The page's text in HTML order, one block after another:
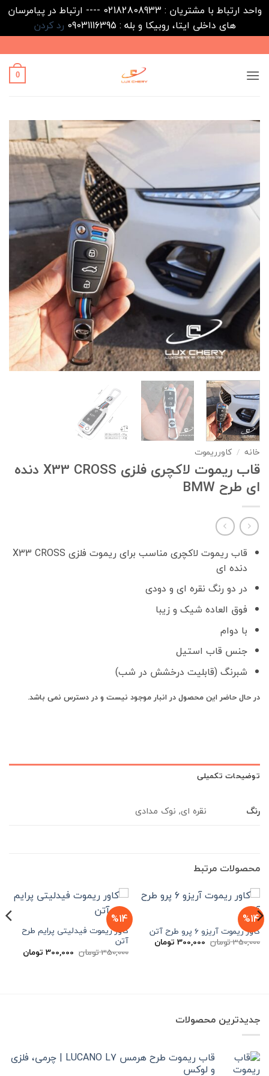
واحد ارتباط با مشتریان : 02182808933 ---- ارتباط در پیامرسان
های داخلی ایتا، روبیکا و بله : 09031116395
رد کردن
to
content
0
خانه / کاورریموت
قاب ریموت لاکچری فلزی X33 CROSS دنده
ای طرح BMW
قاب ریموت لاکچری مناسب برای ریموت فلزی X33 CROSS
دنده ای
در دو رنگ نقره ای و دودی
فوق العاده شیک و زیبا
با دوام
جنس قاب استیل
شبرنگ (قابلیت درخشش در شب)
در حال حاضر این محصول در انبار موجود نیست و در دسترس نمی باشد.
توضیحات تکمیلی
رنگ نقره ای, نوک مدادی
محصولات مرتبط
%14
کاور ریموت آریزو 6 پرو طرح آتن
350,000تومان قیمت
اصلی
300,000 تومانقیمت
فعلی
300,000 تومان
%14
کاور ریموت فیدلیتی پرایم طرح
آتن
350,000تومان قیمت
اصلی
300,000 تومانقیمت
فعلی
جدیدترین محصولات
قاب ریموت طرح هرمس LUCANO L7 | چرمی، فلزی
و لوکس